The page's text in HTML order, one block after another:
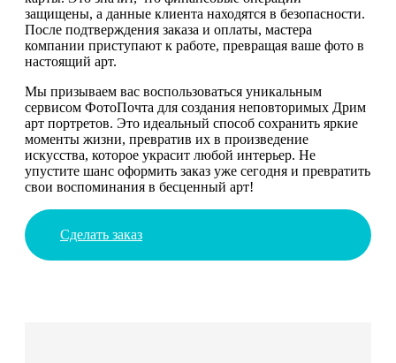
защищены, а данные клиента находятся в безопасности.
После подтверждения заказа и оплаты, мастера
компании приступают к работе, превращая ваше фото в
настоящий арт.
Мы призываем вас воспользоваться уникальным
сервисом ФотоПочта для создания неповторимых Дрим
арт портретов. Это идеальный способ сохранить яркие
моменты жизни, превратив их в произведение
искусства, которое украсит любой интерьер. Не
упустите шанс оформить заказ уже сегодня и превратить
свои воспоминания в бесценный арт!
Сделать заказ